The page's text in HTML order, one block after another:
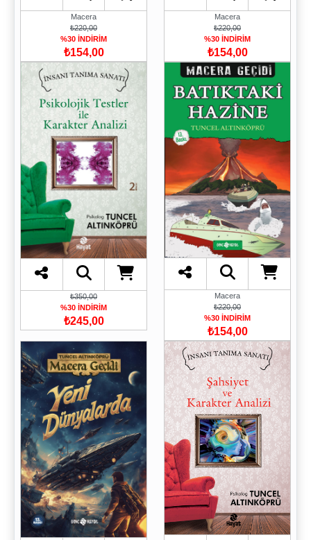
Macera
₺220,00
%30 İNDİRİM
₺154,00
Macera
₺220,00
%30 İNDİRİM
₺154,00
₺350,00
%30 İNDİRİM
₺245,00
Macera
₺220,00
%30 İNDİRİM
₺154,00